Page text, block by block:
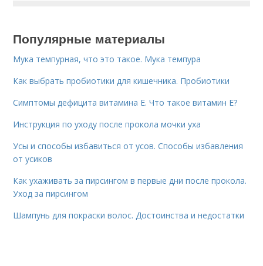
Популярные материалы
Мука темпурная, что это такое. Мука темпура
Как выбрать пробиотики для кишечника. Пробиотики
Симптомы дефицита витамина E. Что такое витамин Е?
Инструкция по уходу после прокола мочки уха
Усы и способы избавиться от усов. Способы избавления
от усиков
Как ухаживать за пирсингом в первые дни после прокола.
Уход за пирсингом
Шампунь для покраски волос. Достоинства и недостатки